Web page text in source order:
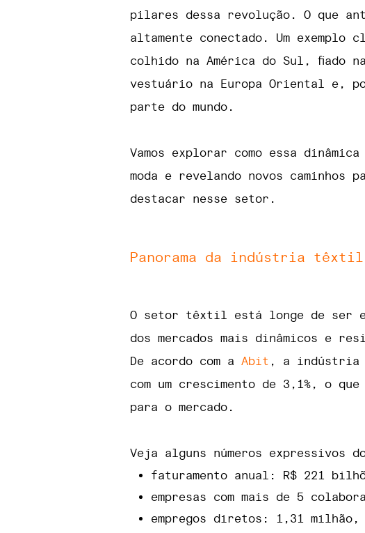
pilares dessa revolução. O que
altamente conectado. Um exemplo
colhido na América do Sul, fiado
vestuário na Europa Oriental e,
parte do mundo.
Vamos explorar como essa
moda e revelando novos caminhos
destacar nesse setor.
Panorama da indústria
O setor têxtil está longe de ser
dos mercados mais dinâmicos e
De acordo com a Abit , a indústria
com um crescimento de 3,1%, o
para o mercado.
Veja alguns números expressivos
faturamento anual: R$ 221
empresas com mais de 5
empregos diretos: 1,31 milhão,